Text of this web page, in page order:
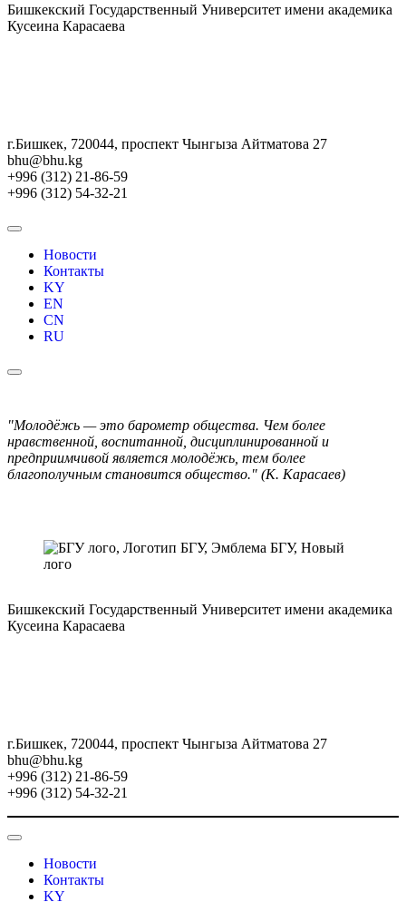
Бишкекский Государственный Университет имени академика
Кусеина Карасаева
г.Бишкек, 720044, проспект Чынгыза Айтматова 27
bhu@bhu.kg
+996 (312) 21-86-59
+996 (312) 54-32-21
Новости
Контакты
KY
EN
CN
RU
"Молодёжь — это барометр общества. Чем более
нравственной, воспитанной, дисциплинированной и
предприимчивой является молодёжь, тем более
благополучным становится общество." (К. Карасаев)
Бишкекский Государственный Университет имени академика
Кусеина Карасаева
г.Бишкек, 720044, проспект Чынгыза Айтматова 27
bhu@bhu.kg
+996 (312) 21-86-59
+996 (312) 54-32-21
Новости
Контакты
KY